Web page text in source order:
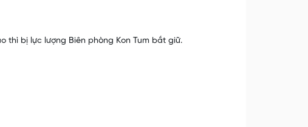
thì bị lực lượng Biên phòng Kon Tum bắt giữ.